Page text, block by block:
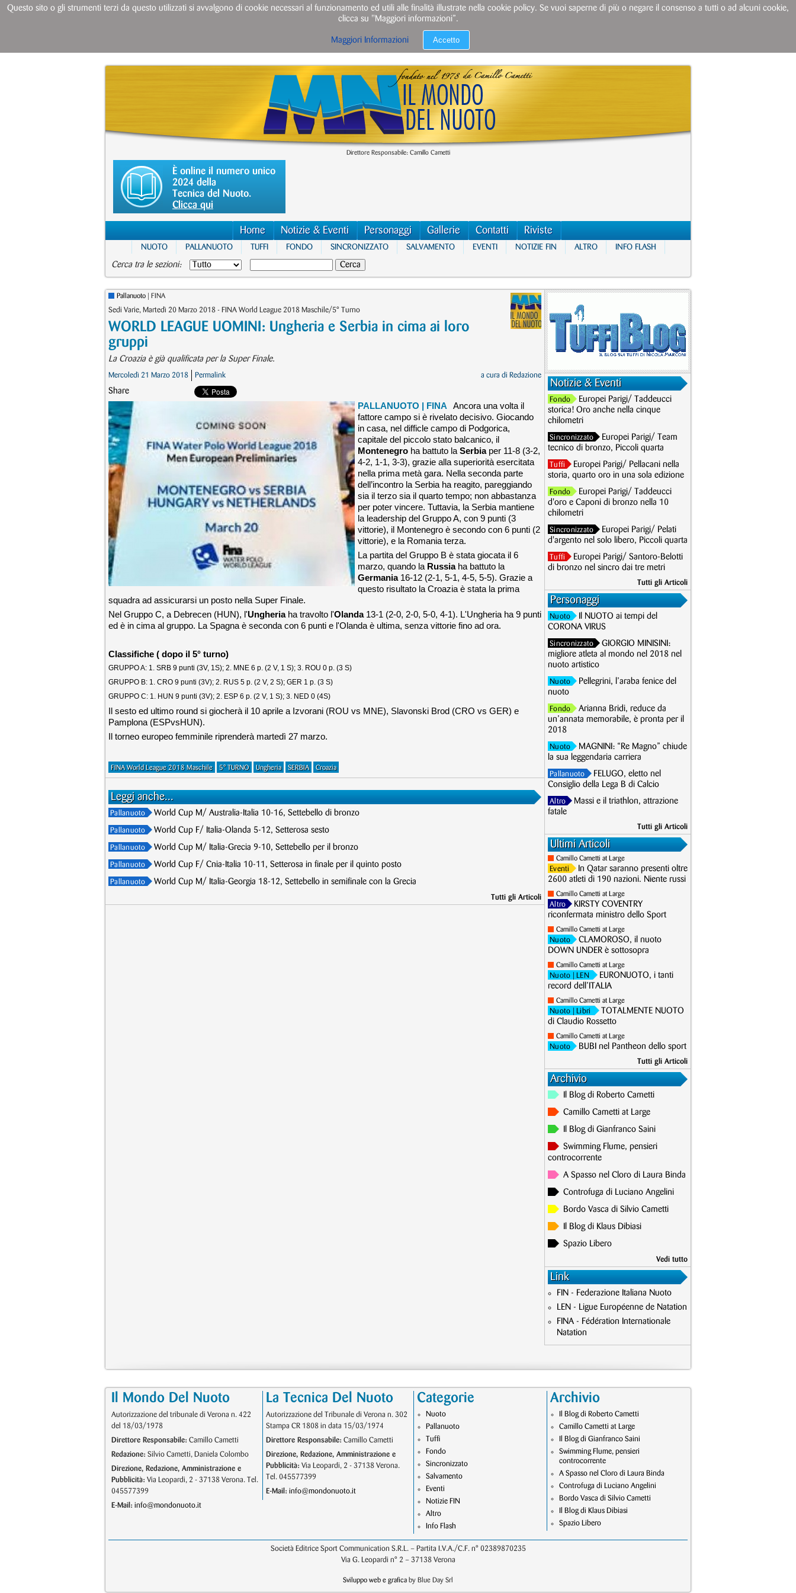
Direttore Responsabile: Camillo Cametti
È online il numero unico
2024 della
Tecnica del Nuoto.
Clicca qui
Home Notizie & Eventi Personaggi Gallerie Contatti Riviste
NUOTO PALLANUOTO TUFFI FONDO SINCRONIZZATO SALVAMENTO EVENTI NOTIZIE FIN ALTRO INFO FLASH
Cerca tra le sezioni:
Pallanuoto | FINA
Sedi Varie, Martedì 20 Marzo 2018 - FINA World League 2018 Maschile/5° Turno
WORLD LEAGUE UOMINI: Ungheria e Serbia in cima ai loro
gruppi
La Croazia è già qualificata per la Super Finale.
Mercoledì 21 Marzo 2018 Permalink a cura di Redazione
Share
PALLANUOTO | FINA
Ancora una volta il
fattore campo si è rivelato decisivo. Giocando
in casa, nel difficle campo di Podgorica,
capitale del piccolo stato balcanico, il
Montenegro ha battuto la Serbia per 11-8 (3-2,
4-2, 1-1, 3-3), grazie alla superiorità esercitata
nella prima metà gara. Nella seconda parte
dell’incontro la Serbia ha reagito, pareggiando
sia il terzo sia il quarto tempo; non abbastanza
per poter vincere. Tuttavia, la Serbia mantiene
la leadership del Gruppo A, con 9 punti (3
vittorie), il Montenegro è secondo con 6 punti (2
vittorie), e la Romania terza.
La partita del Gruppo B è stata giocata il 6
marzo, quando la Russiaha battuto la
Germania16-12 (2-1, 5-1, 4-5, 5-5). Grazie a
questo risultato la Croazia è stata la prima
squadra ad assicurarsi un posto nella Super Finale.
Nel Gruppo C, a Debrecen (HUN), l'Ungheriaha travolto l'Olanda13-1 (2-0, 2-0, 5-0, 4-1). L'Ungheria ha 9 punti
ed è in cima al gruppo. La Spagna è seconda con 6 punti e l'Olanda è ultima, senza vittorie fino ad ora.
Classifiche ( dopo il 5° turno)
GRUPPO A: 1. SRB 9 punti (3V, 1S); 2. MNE 6 p. (2 V, 1 S); 3. ROU 0 p. (3 S)
GRUPPO B: 1. CRO 9 punti (3V); 2. RUS 5 p. (2 V, 2 S); GER 1 p. (3 S)
GRUPPO C: 1. HUN 9 punti (3V); 2. ESP 6 p. (2 V, 1 S); 3. NED 0 (4S)
Il sesto ed ultimo round si giocherà il 10 aprile a Izvorani (ROU vs MNE), Slavonski Brod (CRO vs GER) e
Pamplona (ESPvsHUN).
Il torneo europeo femminile riprenderà martedì 27 marzo.
FINA World League 2018 Maschile 5° TURNO Ungheria SERBIA Croazia
Leggi anche...
Pallanuoto World Cup M/ Australia-Italia 10-16, Settebello di bronzo
Pallanuoto World Cup F/ Italia-Olanda 5-12, Setterosa sesto
Pallanuoto World Cup M/ Italia-Grecia 9-10, Settebello per il bronzo
Pallanuoto World Cup F/ Cnia-Italia 10-11, Setterosa in finale per il quinto posto
Pallanuoto World Cup M/ Italia-Georgia 18-12, Settebello in semifinale con la Grecia
Tutti gli Articoli
Notizie & Eventi
Fondo
Europei Parigi/ Taddeucci
storica! Oro anche nella cinque
chilometri
Sincronizzato
Europei Parigi/ Team
tecnico di bronzo, Piccoli quarta
Tuffi
Europei Parigi/ Pellacani nella
storia, quarto oro in una sola edizione
Fondo
Europei Parigi/ Taddeucci
d'oro e Caponi di bronzo nella 10
chilometri
Sincronizzato
Europei Parigi/ Pelati
d'argento nel solo libero, Piccoli quarta
Tuffi
Europei Parigi/ Santoro-Belotti
di bronzo nel sincro dai tre metri
Tutti gli Articoli
Personaggi
Nuoto
Il NUOTO ai tempi del
CORONA VIRUS
Sincronizzato
GIORGIO MINISINI:
migliore atleta al mondo nel 2018 nel
nuoto artistico
Nuoto
Pellegrini, l’araba fenice del
nuoto
Fondo
Arianna Bridi, reduce da
un’annata memorabile, è pronta per il
2018
Nuoto
MAGNINI: “Re Magno” chiude
la sua leggendaria carriera
Pallanuoto
FELUGO, eletto nel
Consiglio della Lega B di Calcio
Altro
Massi e il triathlon, attrazione
fatale
Tutti gli Articoli
Ultimi Articoli
Camillo Cametti at Large
Eventi
In Qatar saranno presenti oltre
2600 atleti di 190 nazioni. Niente russi
Camillo Cametti at Large
Altro
KIRSTY COVENTRY
riconfermata ministro dello Sport
Camillo Cametti at Large
Nuoto
CLAMOROSO, il nuoto
DOWN UNDER è sottosopra
Camillo Cametti at Large
Nuoto | LEN
EURONUOTO, i tanti
record dell’ITALIA
Camillo Cametti at Large
Nuoto | Libri
TOTALMENTE NUOTO
di Claudio Rossetto
Camillo Cametti at Large
Nuoto BUBI nel Pantheon dello sport
Tutti gli Articoli
Archivio
Il Blog di Roberto Cametti
Camillo Cametti at Large
Il Blog di Gianfranco Saini
Swimming Flume, pensieri
controcorrente
A Spasso nel Cloro di Laura Binda
Controfuga di Luciano Angelini
Bordo Vasca di Silvio Cametti
Il Blog di Klaus Dibiasi
Spazio Libero
Vedi tutto
Link
FIN - Federazione Italiana Nuoto
LEN - Ligue Européenne de Natation
FINA - Fédération Internationale
Natation
Il Mondo Del Nuoto
Autorizzazione del tribunale di Verona n. 422
del 18/03/1978
Direttore Responsabile: Camillo Cametti
Redazione: Silvio Cametti, Daniela Colombo
Direzione, Redazione, Amministrazione e
Pubblicità: Via Leopardi, 2 - 37138 Verona. Tel.
045577399
E-Mail: info@mondonuoto.it
La Tecnica Del Nuoto
Autorizzazione del Tribunale di Verona n. 302
Stampa CR 1808 in data 15/03/1974
Direttore Responsabile: Camillo Cametti
Direzione, Redazione, Amministrazione e
Pubblicità: Via Leopardi, 2 - 37138 Verona.
Tel. 045577399
E-Mail: info@mondonuoto.it
Categorie
Nuoto
Pallanuoto
Tuffi
Fondo
Sincronizzato
Salvamento
Eventi
Notizie FIN
Altro
Info Flash
Archivio
Il Blog di Roberto Cametti
Camillo Cametti at Large
Il Blog di Gianfranco Saini
Swimming Flume, pensieri
controcorrente
A Spasso nel Cloro di Laura Binda
Controfuga di Luciano Angelini
Bordo Vasca di Silvio Cametti
Il Blog di Klaus Dibiasi
Spazio Libero
Società Editrice Sport Communication S.R.L. – Partita I.V.A./C.F. n° 02389870235
Via G. Leopardi n° 2 – 37138 Verona
Sviluppo web e grafica by Blue Day Srl
Questo sito o gli strumenti terzi da questo utilizzati si avvalgono di cookie necessari al funzionamento ed utili alle finalità illustrate nella cookie policy. Se vuoi saperne di più o negare il consenso a tutti o ad alcuni cookie,
clicca su "Maggiori informazioni”.
Maggiori Informazioni Accetto